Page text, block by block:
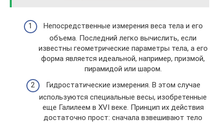
Непосредственные измерения веса тела и его
объема. Последний легко вычислить, если
известны геометрические параметры тела, а его
форма является идеальной, например, призмой,
пирамидой или шаром.
Гидростатические измерения. В этом случае
используются специальные весы, изобретенные
еще Галилеем в XVI веке. Принцип их действия
достаточно прост: сначала взвешивают тело